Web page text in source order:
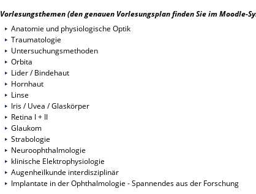
Vorlesungsthemen (den genauen Vorlesungsplan finden Sie imMoodle-
Anatomie und physiologische Optik
Traumatologie
Untersuchungsmethoden
Orbita
Lider / Bindehaut
Hornhaut
Linse
Iris / Uvea / Glaskörper
Retina I + II
Glaukom
Strabologie
Neuroophthalmologie
klinische Elektrophysiologie
Augenheilkunde interdisziplinär
Implantate in der Ophthalmologie - Spannendes aus der Forschung